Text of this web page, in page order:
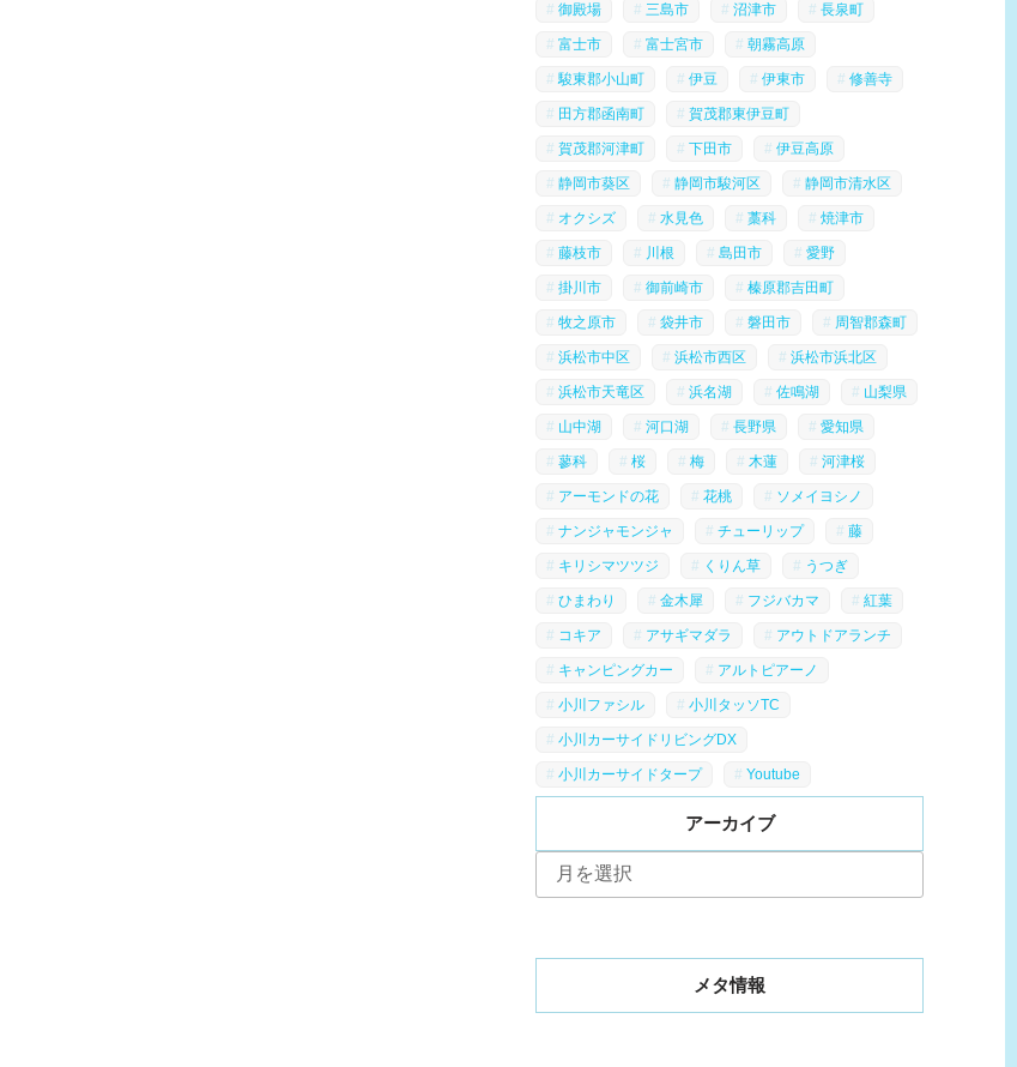
御殿場 三島市 沼津市 長泉町
富士市 富士宮市 朝霧高原
駿東郡小山町 伊豆 伊東市 修善寺
田方郡函南町 賀茂郡東伊豆町
賀茂郡河津町 下田市 伊豆高原
静岡市葵区 静岡市駿河区 静岡市清水区
オクシズ 水見色 藁科 焼津市
藤枝市 川根 島田市 愛野
掛川市 御前崎市 榛原郡吉田町
牧之原市 袋井市 磐田市 周智郡森町
浜松市中区 浜松市西区 浜松市浜北区
浜松市天竜区 浜名湖 佐鳴湖 山梨県
山中湖 河口湖 長野県 愛知県
蓼科 桜 梅 木蓮 河津桜
アーモンドの花 花桃 ソメイヨシノ
ナンジャモンジャ チューリップ 藤
キリシマツツジ くりん草 うつぎ
ひまわり 金木犀 フジバカマ 紅葉
コキア アサギマダラ アウトドアランチ
キャンピングカー アルトピアーノ
小川ファシル 小川タッソTC
小川カーサイドリビングDX
小川カーサイドタープ Youtube
アーカイブ
ー
メタ情報